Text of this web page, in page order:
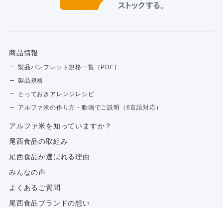
商品情報
製品パンフレット規格一覧［PDF］
製品規格
とっておきアレンジレシピ
アルファ米の作り方・動画でご説明（6言語対応）
アルファ⽶を知っていますか？
尾西食品の取組み
尾西食品が選ばれる理由
みんなの声
よくあるご質問
尾西食品ブランドの想い